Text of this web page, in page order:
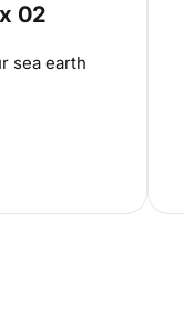
02
sea earth